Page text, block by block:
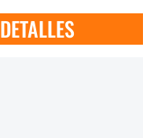
DETALLES